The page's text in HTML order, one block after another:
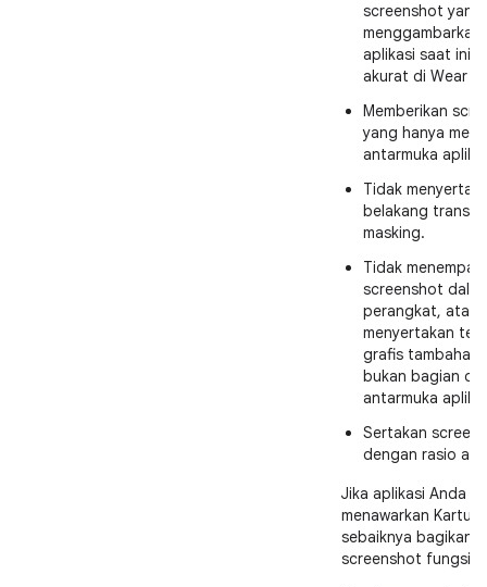
screenshot yang
menggambarkan
aplikasi saat ini
akurat di Wear
Memberikan
yang hanya
antarmuka
Tidak
belakang
masking.
Tidak
screenshot
perangkat, atau
menyertakan
grafis tambahan
bukan bagian
antarmuka
Sertakan
dengan rasio
Jika aplikasi Anda
menawarkan Kartu,
sebaiknya bagikan
screenshot fungsi